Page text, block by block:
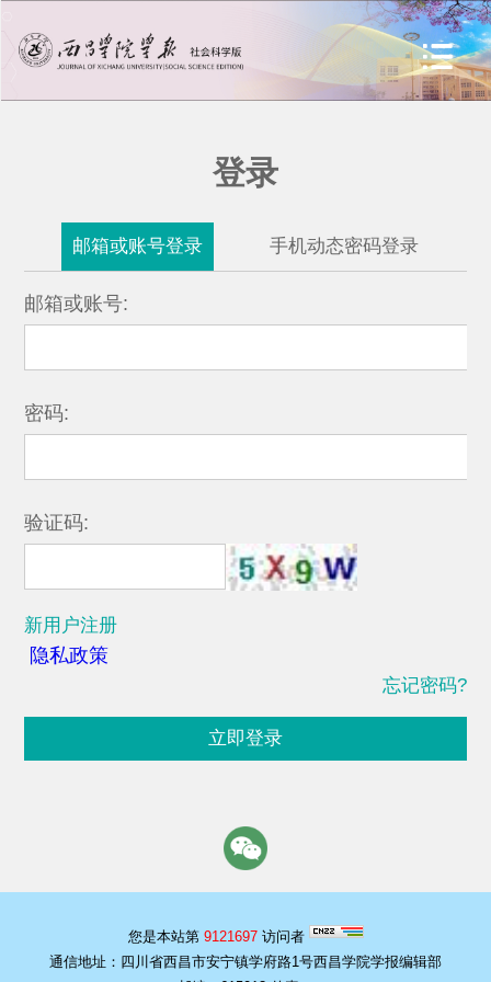
登录
邮箱或账号登录 手机动态密码登录
邮箱或账号:
密码:
验证码:
新用户注册
隐私政策
忘记密码?
立即登录
您是本站第 9121697访问者
通信地址：四川省西昌市安宁镇学府路1号西昌学院学报编辑部